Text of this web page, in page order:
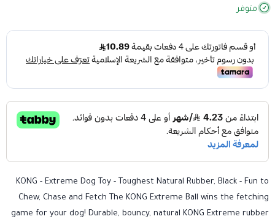
متوفر
KONG - Extreme Dog Toy - Toughest Natural Rubber, Black - Fun to
Chew, Chase and Fetch The KONG Extreme Ball wins the fetching
game for your dog! Durable, bouncy, natural KONG Extreme rubber